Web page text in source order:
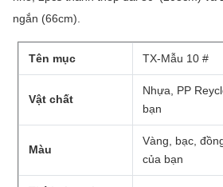
ngắn (66cm).
Tên mục TX-Mẫu 10 #
Vật chất
Nhựa, PP
bạn
Màu
Vàng, bạc,
của bạn